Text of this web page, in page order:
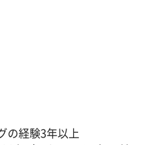
の経験3年以上